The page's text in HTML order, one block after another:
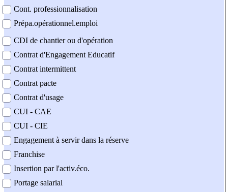
Cont. professionnalisation
Prépa.opérationnel.emploi
CDI de chantier ou d'opération
Contrat d'Engagement Educatif
Contrat intermittent
Contrat pacte
Contrat d'usage
CUI - CAE
CUI - CIE
Engagement à servir dans la réserve
Franchise
Insertion par l'activ.éco.
Portage salarial